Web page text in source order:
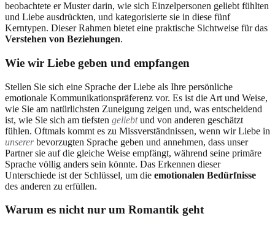
beobachtete er Muster darin, wie sich Einzelpersonen geliebt fühlten
und Liebe ausdrückten, und kategorisierte sie in diese fünf
Kerntypen. Dieser Rahmen bietet eine praktische Sichtweise für das
Verstehen von Beziehungen.
Wie wir Liebe geben und empfangen
Stellen Sie sich eine Sprache der Liebe als Ihre persönliche
emotionale Kommunikationspräferenz vor. Es ist die Art und Weise,
wie Sie am natürlichsten Zuneigung zeigen und, was entscheidend
ist, wie Sie sich am tiefsten geliebtund von anderen geschätzt
fühlen. Oftmals kommt es zu Missverständnissen, wenn wir Liebe in
unsererbevorzugten Sprache geben und annehmen, dass unser
Partner sie auf die gleiche Weise empfängt, während seine primäre
Sprache völlig anders sein könnte. Das Erkennen dieser
Unterschiede ist der Schlüssel, um die emotionalen Bedürfnisse
des anderen zu erfüllen.
Warum es nicht nur um Romantik geht